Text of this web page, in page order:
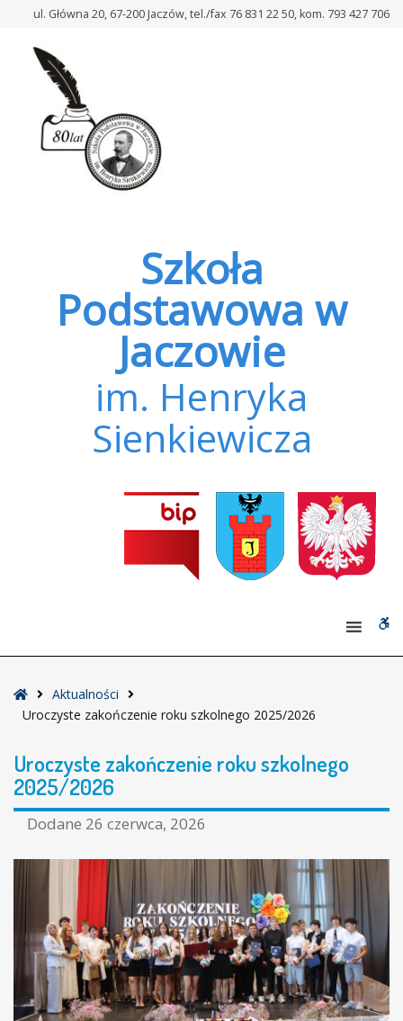
zakończenie
szkolnego
2025/2026
ul. Główna 20, 67-200 Jaczów, tel./fax 76 831 22 50, kom. 793 427 706
Szkoła
Podstawowa w
Jaczowie
im. Henryka
Sienkiewicza
Strona
główna
Aktualności
Uroczyste zakończenie roku szkolnego 2025/2026
Uroczyste zakończenie roku szkolnego
2025/2026
Dodane 26 czerwca, 2026